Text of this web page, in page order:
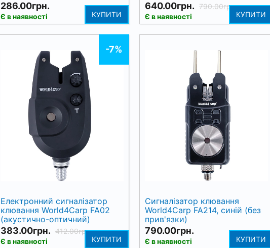
286.00грн.
Є в наявності КУПИТИ
640.00грн. 790.00грн.
Є в наявності
КУПИТИ
-7%
Електронний сигналізатор
клювання World4Carp FA02
(акустично-оптичний)
383.00грн. 412.00грн.
Є в наявності
КУПИТИ
Сигналізатор клювання
World4Carp FA214, синій (без
прив'язки)
790.00грн.
Є в наявності КУПИТИ